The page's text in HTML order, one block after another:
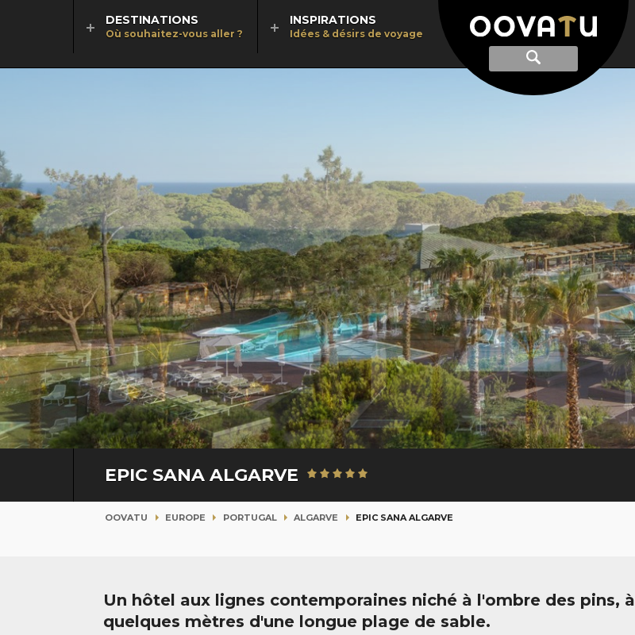
Afficher
recherche
Recherche
DESTINATIONS
Où souhaitez-vous aller ?
INSPIRATIONS
Idées & désirs de voyage
EPIC SANA ALGARVE
OOVATU EUROPE PORTUGAL ALGARVE EPIC SANA ALGARVE
Un hôtel aux lignes contemporaines niché à l'ombre des pins, à
quelques mètres d'une longue plage de sable.